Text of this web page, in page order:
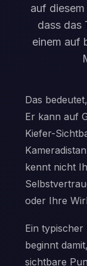
auf
dass das
einem auf
Das
Er kann auf
Kiefer-
kennt nicht
oder Ihre
Ein
beginnt
sichtbare